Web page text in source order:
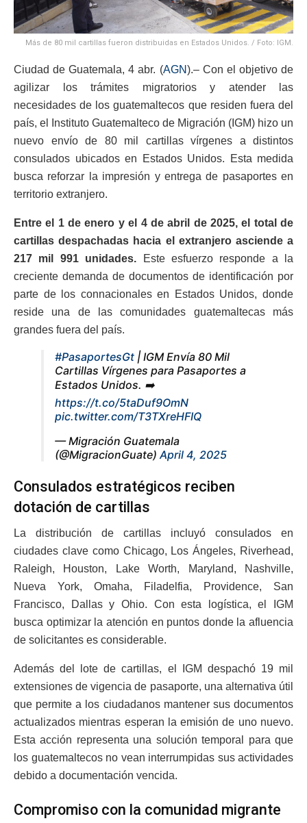
Más de 80 mil cartillas fueron distribuidas en Estados Unidos. / Foto: IGM.
Ciudad de Guatemala, 4 abr. (AGN).– Con el objetivo de
agilizar los trámites migratorios y atender las
necesidades de los guatemaltecos que residen fuera del
país, el Instituto Guatemalteco de Migración (IGM) hizo un
nuevo envío de 80 mil cartillas vírgenes a distintos
consulados ubicados en Estados Unidos. Esta medida
busca reforzar la impresión y entrega de pasaportes en
territorio extranjero.
Entre el 1 de enero y el 4 de abril de 2025, el total de
cartillas despachadas hacia el extranjero asciende a
217 mil 991 unidades. Este esfuerzo responde a la
creciente demanda de documentos de identificación por
parte de los connacionales en Estados Unidos, donde
reside una de las comunidades guatemaltecas más
grandes fuera del país.
#PasaportesGt | IGM Envía 80 Mil
Cartillas Vírgenes para Pasaportes a
Estados Unidos. ➡️
https://t.co/5taDuf9OmN
pic.twitter.com/T3TXreHFIQ
— Migración Guatemala
(@MigracionGuate) April 4, 2025
Consulados estratégicos reciben
dotación de cartillas
La distribución de cartillas incluyó consulados en
ciudades clave como Chicago, Los Ángeles, Riverhead,
Raleigh, Houston, Lake Worth, Maryland, Nashville,
Nueva York, Omaha, Filadelfia, Providence, San
Francisco, Dallas y Ohio. Con esta logística, el IGM
busca optimizar la atención en puntos donde la afluencia
de solicitantes es considerable.
Además del lote de cartillas, el IGM despachó 19 mil
extensiones de vigencia de pasaporte, una alternativa útil
que permite a los ciudadanos mantener sus documentos
actualizados mientras esperan la emisión de uno nuevo.
Esta acción representa una solución temporal para que
los guatemaltecos no vean interrumpidas sus actividades
debido a documentación vencida.
Compromiso con la comunidad migrante